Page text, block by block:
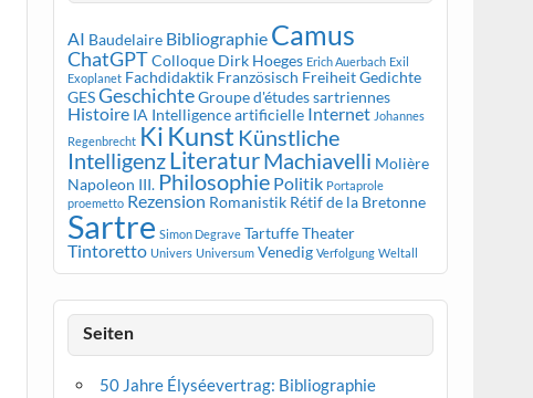
AI Baudelaire Bibliographie Camus
ChatGPTColloque Dirk Hoeges Erich Auerbach Exil
Exoplanet Fachdidaktik Französisch FreiheitGedichte
GESGeschichteGroupe d'études sartriennes
Histoire IA Intelligence artificielle Internet Johannes
Regenbrecht Ki Kunst Künstliche
IntelligenzLiteraturMachiavelli Molière
Napoleon III. Philosophie Politik Portaprole
proemetto Rezension Romanistik Rétif de la Bretonne
Sartre Simon Degrave TartuffeTheater
Tintoretto Univers Universum Venedig Verfolgung Weltall
Seiten
50 Jahre Élyséevertrag: Bibliographie